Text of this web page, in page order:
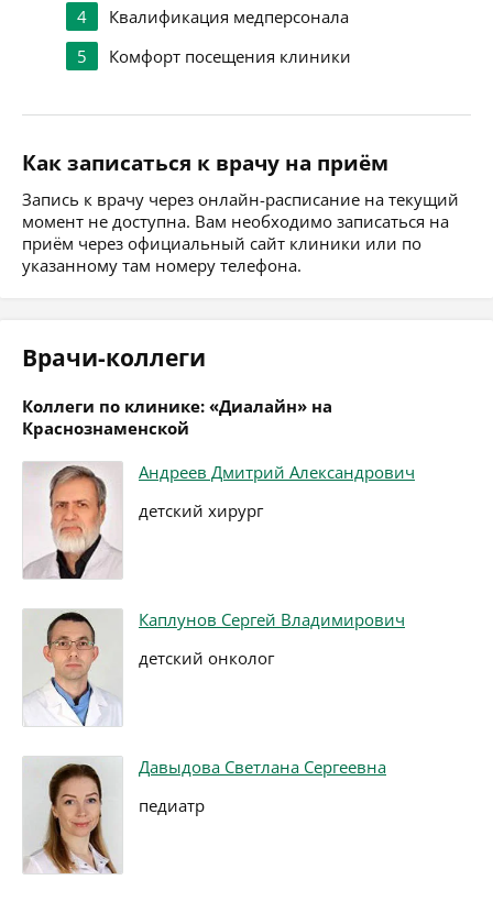
4
Квалификация медперсонала
5
Комфорт посещения клиники
Как записаться к врачу на приём
Запись к врачу через онлайн-расписание на текущий
момент не доступна. Вам необходимо записаться на
приём через официальный сайт клиники или по
указанному там номеру телефона.
Врачи-коллеги
Коллеги по клинике: «Диалайн» на
Краснознаменской
Андреев Дмитрий Александрович
детский хирург
Каплунов Сергей Владимирович
детский онколог
Давыдова Светлана Сергеевна
педиатр